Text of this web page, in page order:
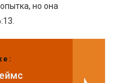
но она